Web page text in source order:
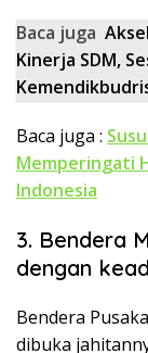
Baca juga
Kinerja SDM,
Baca juga :
Memperingati
Indonesia
3. Bendera
dengan
Bendera
dibuka